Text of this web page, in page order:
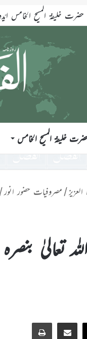
المسیح الخامس ایّدہ اللہ
خلیفۃ المسیح الخامس
/ مصروفیات حضور انور/
تعالیٰ بنصرہ
X
Share via Email
Print